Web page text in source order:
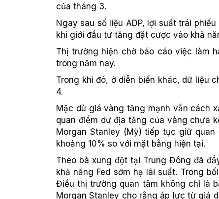
của tháng 3.
Ngay sau số liệu ADP, lợi suất trái
khi giới đầu tư tăng đặt cược vào khả
Thị trường hiện chờ báo cáo việc làm
trong năm nay.
Trong khi đó, ở diễn biến khác, dữ liệu
4.
Mặc dù giá vàng tăng mạnh vẫn cách
quan điểm dư địa tăng của vàng chưa
Morgan Stanley (Mỹ) tiếp tục giữ
khoảng 10% so với mặt bằng hiện tại.
Theo bà xung đột tại Trung Đông đã
khả năng Fed sớm hạ lãi suất. Trong
Điều thị trường quan tâm không chỉ là
Morgan Stanley cho rằng áp lực từ giá